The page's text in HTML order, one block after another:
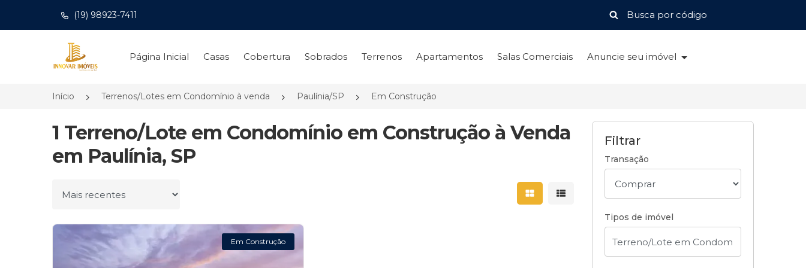
(19) 98923-7411
Página inicial
Página Inicial Casas Cobertura Sobrados Terrenos Apartamentos Salas Comerciais Anuncie seu imóvel
Início Terrenos/Lotes em Condomínio à venda Paulínia/SP Em Construção
1 Terreno/Lote em Condomínio em Construção à Venda
em Paulínia, SP
Ordenar por Mostrar resultados em grade
Mostrar resultados em lista
Em Construção
Filtrar
Transação
Tipos de imóvel